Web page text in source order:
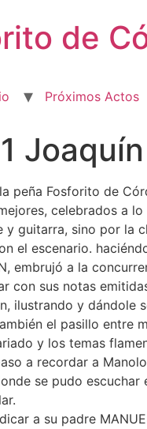
de
Próximos Actos
peña Fosforito de
celebrados a
guitarra, sino por la
el escenario.
embrujó a la
con sus notas
ilustrando y
el pasillo entre
y los temas
a recordar a
se pudo
a su padre